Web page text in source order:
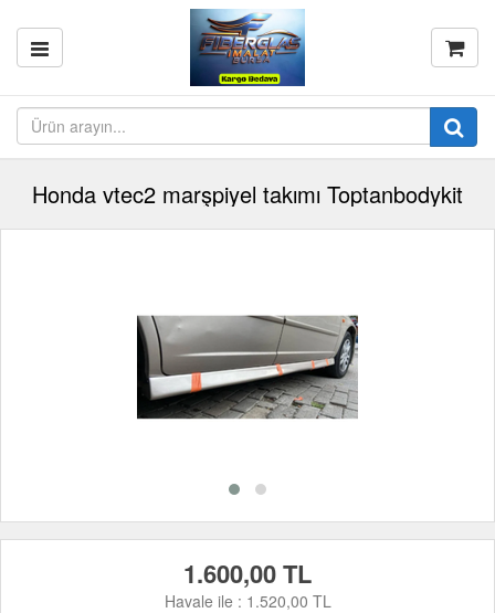
Honda vtec2 marşpiyel takımı Toptanbodykit
1.600,00 TL
Havale ile : 1.520,00 TL